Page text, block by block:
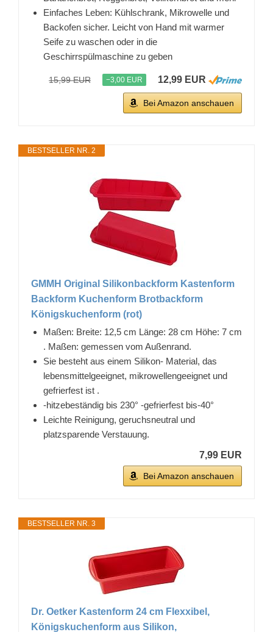
Einfaches Leben: Kühlschrank, Mikrowelle und
Backofen sicher. Leicht von Hand mit warmer
Seife zu waschen oder in die
Geschirrspülmaschine zu geben
15,99 EUR −3,00 EUR 12,99 EUR
Bei Amazon anschauen
BESTSELLER NR. 2
GMMH Original Silikonbackform Kastenform
Backform Kuchenform Brotbackform
Königskuchenform (rot)
Maßen: Breite: 12,5 cm Länge: 28 cm Höhe: 7 cm
. Maßen: gemessen vom Außenrand.
Sie besteht aus einem Silikon- Material, das
lebensmittelgeeignet, mikrowellengeeignet und
gefrierfest ist .
-hitzebeständig bis 230° -gefrierfest bis-40°
Leichte Reinigung, geruchsneutral und
platzsparende Verstauung.
7,99 EUR
Bei Amazon anschauen
BESTSELLER NR. 3
Dr. Oetker Kastenform 24 cm Flexxibel,
Königskuchenform aus Silikon,